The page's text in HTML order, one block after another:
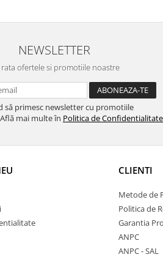
NEWSLETTER
rata ofertele si promotiile noastre
să primesc newsletter cu promotiile
mai multe în Politica de Confidentialitate
CLIENTI
Metode de
Politica de
Garantia
ANPC
ANPC - SAL